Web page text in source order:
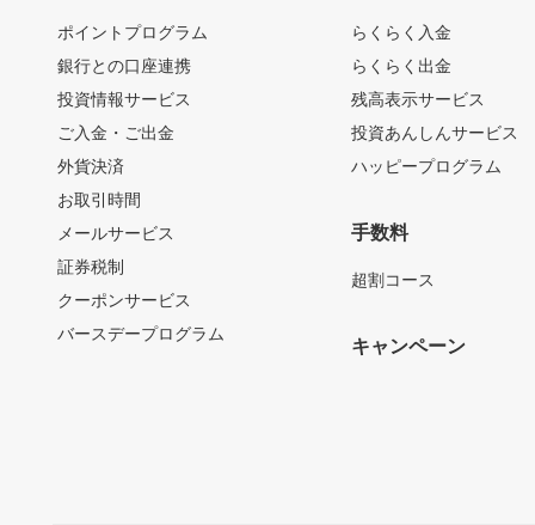
ポイントプログラム
銀行との口座連携
投資情報サービス
ご入金・ご出金
外貨決済
お取引時間
メールサービス
証券税制
クーポンサービス
バースデープログラム
らくらく入金
らくらく出金
残高表示サービス
投資あんしんサービス
ハッピープログラム
手数料
超割コース
キャンペーン